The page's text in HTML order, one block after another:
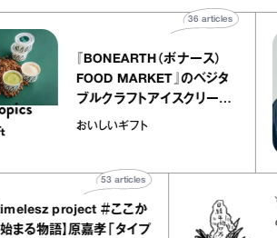
『BONEARTH（ボナース）
FOOD MARKET』のベジタ
ブルクラフトアイスクリーム
｜真野知子の「おいしいギフ
おいしいギフト
36articles
project ＃ここか
る物語】原嘉孝「タイプ
articles